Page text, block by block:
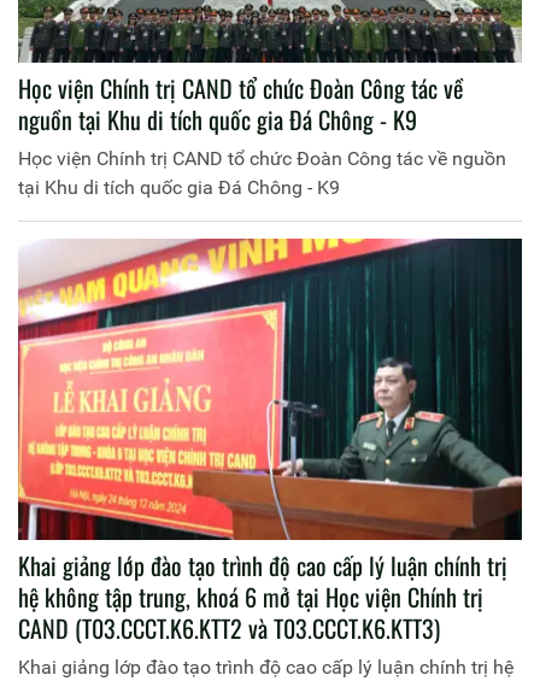
Học viện Chính trị CAND tổ chức Đoàn Công tác về
nguồn tại Khu di tích quốc gia Đá Chông - K9
Học viện Chính trị CAND tổ chức Đoàn Công tác về nguồn
tại Khu di tích quốc gia Đá Chông - K9
Khai giảng lớp đào tạo trình độ cao cấp lý luận chính trị
hệ không tập trung, khoá 6 mở tại Học viện Chính trị
CAND (T03.CCCT.K6.KTT2 và T03.CCCT.K6.KTT3)
Khai giảng lớp đào tạo trình độ cao cấp lý luận chính trị hệ